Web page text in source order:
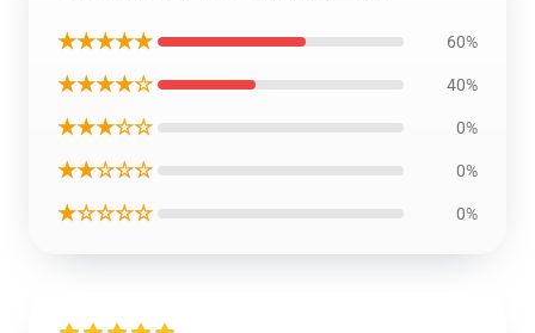
★★★★★ 60%
★★★★☆ 40%
★★★☆☆ 0%
★★☆☆☆ 0%
★☆☆☆☆ 0%